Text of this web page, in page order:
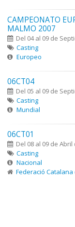
CAMPEONATO
MALMO 2007
Del 04 al 09 de
Casting
Europeo
06CT04
Del 05 al 09 de
Casting
Mundial
06CT01
Del 08 al 09 de Abril
Casting
Nacional
Federació